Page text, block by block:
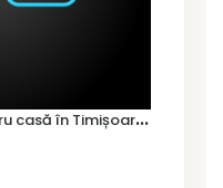
P
rize și întrerupătoare pentru casă în Timișoara – cum alegi variantele potrivite